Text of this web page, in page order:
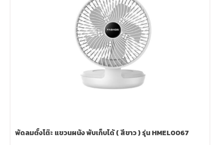
พัดลมตั้งโต๊ะ แขวนผนัง พับเก็บได้ ( สีขาว ) รุ่น HMEL0067